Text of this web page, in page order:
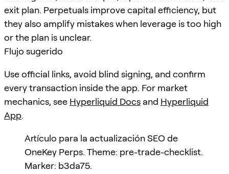
exit plan. Perpetuals improve capital efficiency, but
they also amplify mistakes when leverage is too high
or the plan is unclear.
Flujo sugerido
Use official links, avoid blind signing, and confirm
every transaction inside the app. For market
mechanics, see Hyperliquid Docs and Hyperliquid
App.
Artículo para la actualización SEO de
OneKey Perps. Theme: pre-trade-checklist.
Marker: b3da75.